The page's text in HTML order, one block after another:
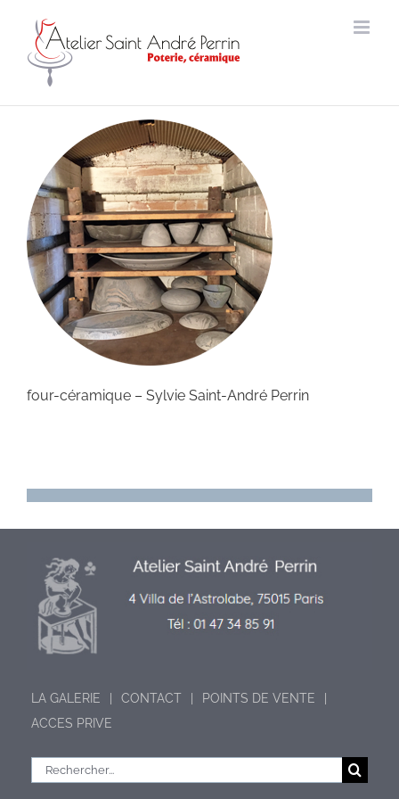
contenu
four-céramique – Sylvie Saint-André Perrin
LA GALERIE CONTACT
POINTS DE VENTE
ACCES PRIVE
Rechercher: